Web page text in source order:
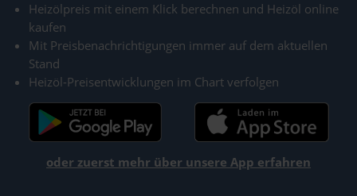
Heizölpreis mit einem Klick berechnen und Heizöl online
kaufen
Mit Preisbenachrichtigungen immer auf dem aktuellen
Stand
Heizöl-Preisentwicklungen im Chart verfolgen
oder zuerst mehr über unsere App erfahren